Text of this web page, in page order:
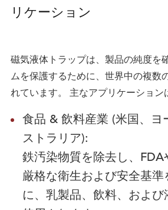
リケーション
磁気液体トラップは、製品の純度を
ムを保護するために、世界中の複数
れています。 主なアプリケーション
食品 & 飲料産業 (米国、ヨ
ストラリア):
鉄汚染物質を除去し、FDA
厳格な衛生および安全基準
に、乳製品、飲料、および